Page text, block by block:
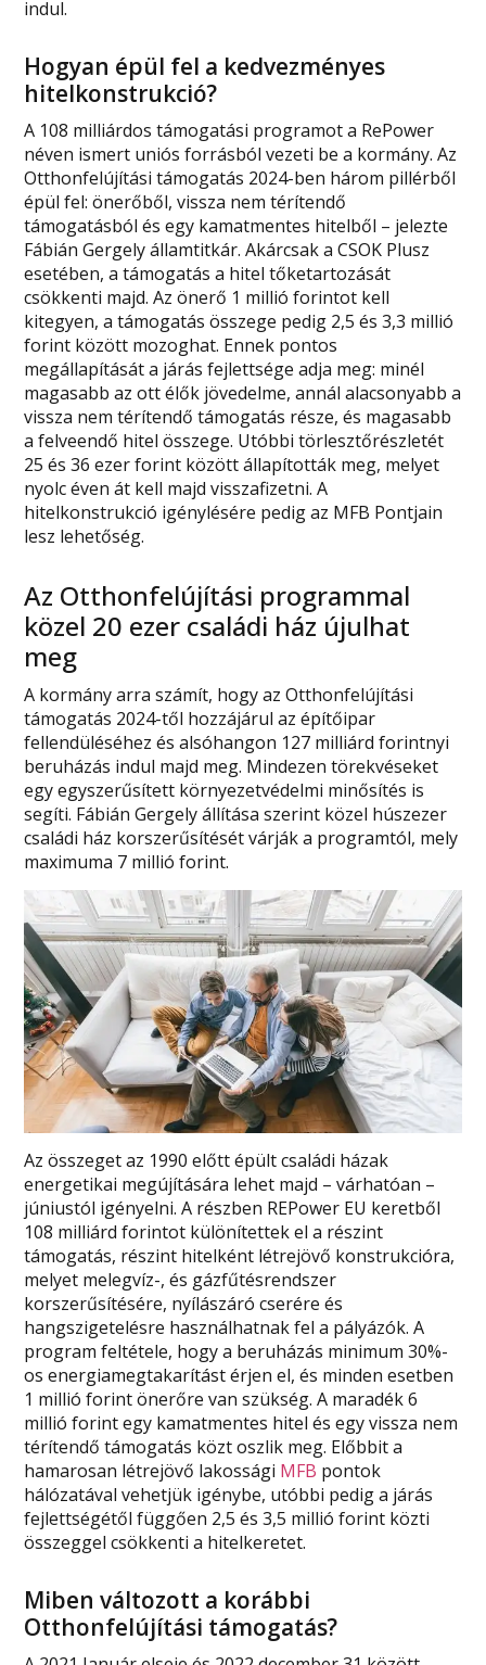
indul.
Hogyan épül fel a kedvezményes
hitelkonstrukció?
A 108 milliárdos támogatási programot a RePower
néven ismert uniós forrásból vezeti be a kormány. Az
Otthonfelújítási támogatás 2024-ben három pillérből
épül fel: önerőből, vissza nem térítendő
támogatásból és egy kamatmentes hitelből – jelezte
Fábián Gergely államtitkár. Akárcsak a CSOK Plusz
esetében, a támogatás a hitel tőketartozását
csökkenti majd. Az önerő 1 millió forintot kell
kitegyen, a támogatás összege pedig 2,5 és 3,3 millió
forint között mozoghat. Ennek pontos
megállapítását a járás fejlettsége adja meg: minél
magasabb az ott élők jövedelme, annál alacsonyabb a
vissza nem térítendő támogatás része, és magasabb
a felveendő hitel összege. Utóbbi törlesztőrészletét
25 és 36 ezer forint között állapították meg, melyet
nyolc éven át kell majd visszafizetni. A
hitelkonstrukció igénylésére pedig az MFB Pontjain
lesz lehetőség.
Az Otthonfelújítási programmal
közel 20 ezer családi ház újulhat
meg
A kormány arra számít, hogy az Otthonfelújítási
támogatás 2024-től hozzájárul az építőipar
fellendüléséhez és alsóhangon 127 milliárd forintnyi
beruházás indul majd meg. Mindezen törekvéseket
egy egyszerűsített környezetvédelmi minősítés is
segíti. Fábián Gergely állítása szerint közel húszezer
családi ház korszerűsítését várják a programtól, mely
maximuma 7 millió forint.
Az összeget az 1990 előtt épült családi házak
energetikai megújítására lehet majd – várhatóan –
júniustól igényelni. A részben REPower EU keretből
108 milliárd forintot különítettek el a részint
támogatás, részint hitelként létrejövő konstrukcióra,
melyet melegvíz-, és gázfűtésrendszer
korszerűsítésére, nyílászáró cserére és
hangszigetelésre használhatnak fel a pályázók. A
program feltétele, hogy a beruházás minimum 30%-
os energiamegtakarítást érjen el, és minden esetben
1 millió forint önerőre van szükség. A maradék 6
millió forint egy kamatmentes hitel és egy vissza nem
térítendő támogatás közt oszlik meg. Előbbit a
hamarosan létrejövő lakossági MFB pontok
hálózatával vehetjük igénybe, utóbbi pedig a járás
fejlettségétől függően 2,5 és 3,5 millió forint közti
összeggel csökkenti a hitelkeretet.
Miben változott a korábbi
Otthonfelújítási támogatás?